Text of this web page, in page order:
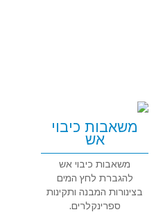
משאבות כיבוי
אש
משאבות כיבוי אש
להגברת לחץ המים
בצינורות המבנה ותקינות
ספרינקלרים.